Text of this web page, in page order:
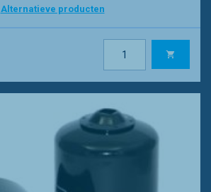
Alternatieve producten